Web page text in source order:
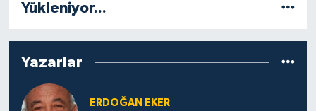
Yükleniyor...
Yazarlar
ERDOĞAN EKER